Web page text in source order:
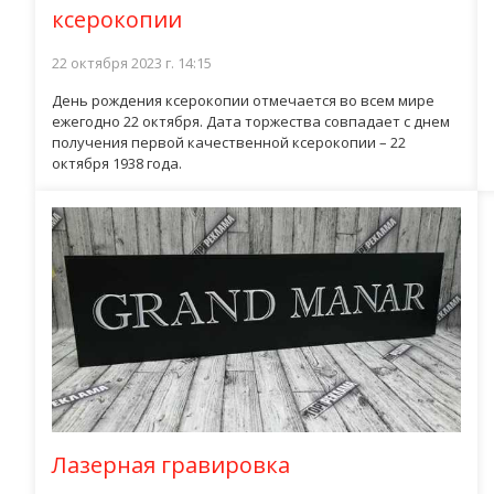
ксерокопии
22 октября 2023 г. 14:15
День рождения ксерокопии отмечается во всем мире
ежегодно 22 октября. Дата торжества совпадает с днем
получения первой качественной ксерокопии – 22
октября 1938 года.
Лазерная гравировка